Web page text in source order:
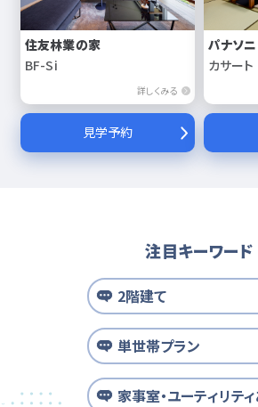
住友林業の家
BF-Si
詳しくみる
見学予約
パナソ
カサート
注目キーワード
2階建て
単世帯プラン
家事室・ユーティリテ